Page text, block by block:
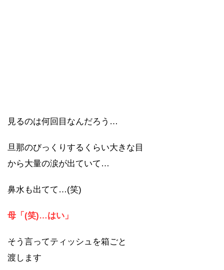
見るのは何回目なんだろう…
旦那のびっくりするくらい大きな目
から大量の涙が出ていて…
鼻水も出てて…(笑)
母「(笑)…はい」
そう言ってティッシュを箱ごと
渡します